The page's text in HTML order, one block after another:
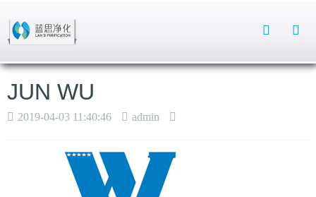
Toggle
Search
JUN WU
2019-04-03 11:40:46 admin